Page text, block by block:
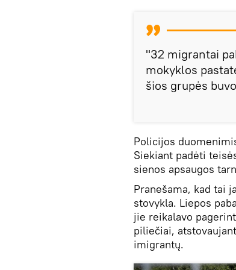
"32 migrantai
mokyklos
šios grupės
Policijos
Siekiant padėti
sienos apsaugos
Pranešama, kad tai
stovykla. Liepos
jie reikalavo
piliečiai,
imigrantų.